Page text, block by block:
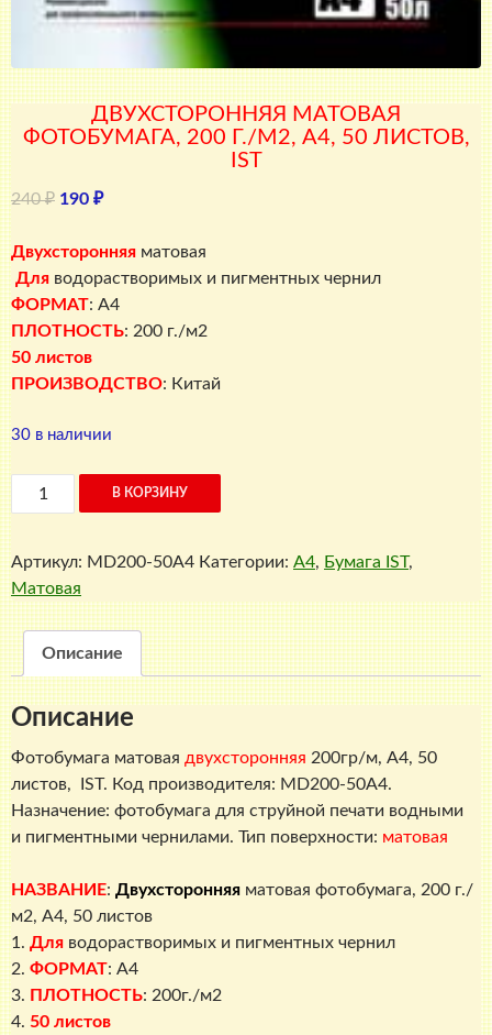
ДВУХСТОРОННЯЯ МАТОВАЯ
ФОТОБУМАГА, 200 Г./М2, A4, 50 ЛИСТОВ,
IST
240₽ Первоначальная
составляла
240 ₽.
190 ₽Текущая
190 ₽.
Двухсторонняя матовая
Для водорастворимых и пигментных чернил
ФОРМАТ: A4
ПЛОТНОСТЬ: 200 г./м2
50 листов
ПРОИЗВОДСТВО: Китай
30 в наличии
Количество
товара
Двухсторонняя
матовая
фотобумага,
200
г./
м2,
A4,
50
листов,
IST
В КОРЗИНУ
Артикул: MD200-50A4 Категории: A4, Бумага IST,
Матовая
Описание
Описание
Фотобумага матовая двухсторонняя 200гр/м, A4, 50
листов, IST. Код производителя: MD200-50A4.
Назначение: фотобумага для струйной печати водными
и пигментными чернилами. Тип поверхности: матовая
НАЗВАНИЕ: Двухсторонняя матовая фотобумага, 200 г./
м2, A4, 50 листов
1. Для водорастворимых и пигментных чернил
2. ФОРМАТ: A4
3. ПЛОТНОСТЬ: 200г./м2
4. 50 листов